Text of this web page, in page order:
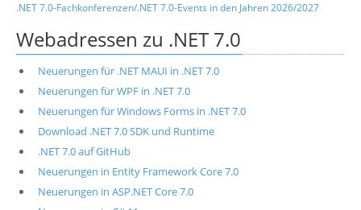
.NET 7.0-Fachkonferenzen/.NET 7.0-Events in den Jahren 2026/2027
Webadressen zu .NET 7.0
Neuerungen für .NET MAUI in .NET 7.0
Neuerungen für WPF in .NET 7.0
Neuerungen für Windows Forms in .NET 7.0
Download .NET 7.0 SDK und Runtime
.NET 7.0 auf GitHub
Neuerungen in Entity Framework Core 7.0
Neuerungen in ASP.NET Core 7.0